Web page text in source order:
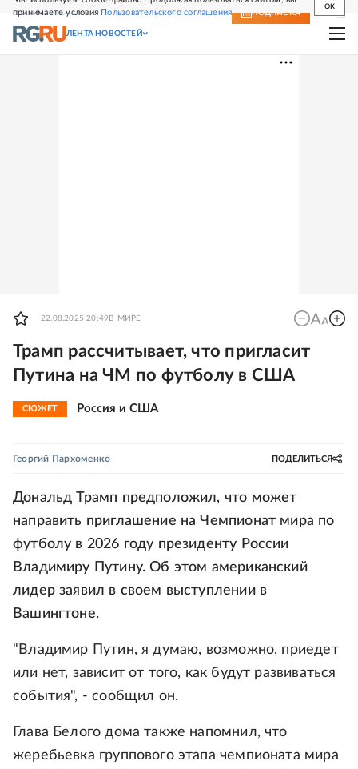
принимаете условия Пользовательского соглашения
OK
СВЕЖИЙ НОМЕР ПОДПИСКА
ЛЕНТА НОВОСТЕЙ
22.08.2025 20:49 В МИРЕ
Трамп рассчитывает, что пригласит
Путина на ЧМ по футболу в США
СЮЖЕТ Россия и США
Георгий Пархоменко ПОДЕЛИТЬСЯ
Дональд Трамп предположил, что может
направить приглашение на Чемпионат мира по
футболу в 2026 году президенту России
Владимиру Путину. Об этом американский
лидер заявил в своем выступлении в
Вашингтоне.
"Владимир Путин, я думаю, возможно, приедет
или нет, зависит от того, как будут развиваться
события", - сообщил он.
Глава Белого дома также напомнил, что
жеребьевка группового этапа чемпионата мира